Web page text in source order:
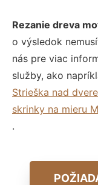
Rezanie dreva
o výsledok
nás pre viac
služby, ako
Strieška nad
skrinky na mieru
.